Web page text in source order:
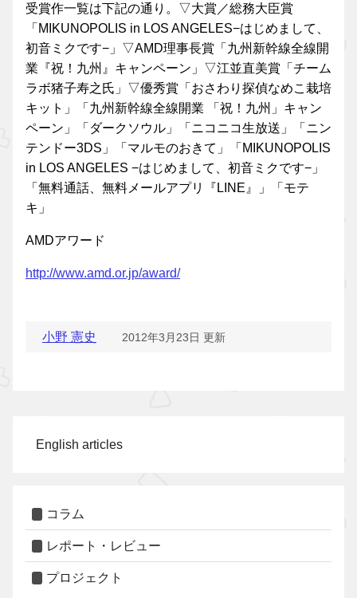
受賞作一覧は下記の通り。▽大賞／総務大臣賞
「MIKUNOPOLIS in LOS ANGELES−はじめまして、
初音ミクです−」▽AMD理事長賞「九州新幹線全線開
業『祝！九州』キャンペーン」▽江並直美賞「チーム
ラボ猪子寿之氏」▽優秀賞「おさわり探偵なめこ栽培
キット」「九州新幹線全線開業 「祝！九州」キャン
ペーン」「ダークソウル」「ニコニコ生放送」「ニン
テンドー3DS」「マルモのおきて」「MIKUNOPOLIS
in LOS ANGELES −はじめまして、初音ミクです−」
「無料通話、無料メールアプリ『LINE』」「モテ
キ」
AMDアワード
http://www.amd.or.jp/award/
小野 憲史 2012年3月23日 更新
English articles
コラム
レポート・レビュー
プロジェクト